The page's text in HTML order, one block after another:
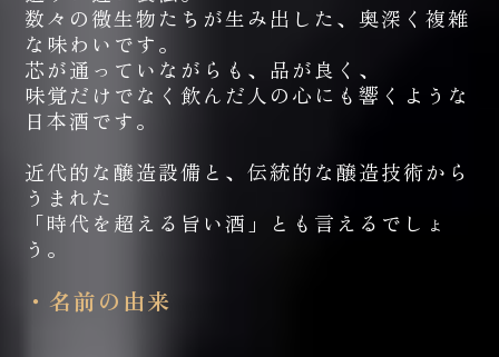
数々の微生物たちが生み出した、奥深く複雑
な味わいです。
芯が通っていながらも、品が良く、
味覚だけでなく飲んだ人の心にも響くような
日本酒です。
近代的な醸造設備と、伝統的な醸造技術から
うまれた
「時代を超える旨い酒」とも言えるでしょ
う。
・名前の由来